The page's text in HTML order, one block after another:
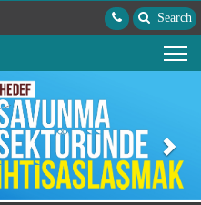
Search